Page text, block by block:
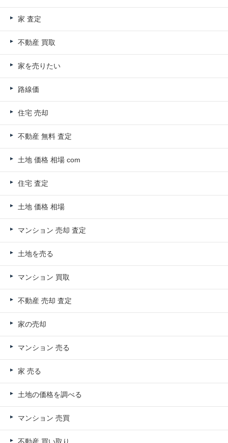
家 査定
不動産 買取
家を売りたい
路線価
住宅 売却
不動産 無料 査定
土地 価格 相場 com
住宅 査定
土地 価格 相場
マンション 売却 査定
土地を売る
マンション 買取
不動産 売却 査定
家の売却
マンション 売る
家 売る
土地の価格を調べる
マンション 売買